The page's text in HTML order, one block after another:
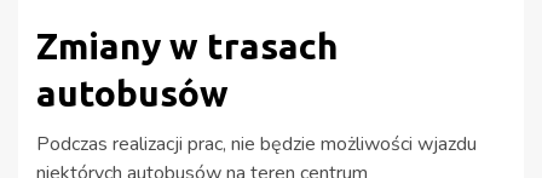
Zmiany w trasach
autobusów
Podczas realizacji prac, nie będzie możliwości wjazdu